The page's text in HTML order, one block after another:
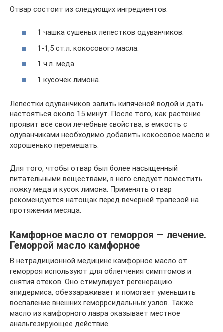
Отвар состоит из следующих ингредиентов:
1 чашка сушеных лепестков одуванчиков.
1-1,5 ст.л. кокосового масла.
1 ч.л. меда.
1 кусочек лимона.
Лепестки одуванчиков залить кипяченой водой и дать
настояться около 15 минут. После того, как растение
проявит все свои лечебные свойства, в емкость с
одуванчиками необходимо добавить кокосовое масло и
хорошенько перемешать.
Для того, чтобы отвар был более насыщенный
питательными веществами, в него следует поместить
ложку меда и кусок лимона. Применять отвар
рекомендуется натощак перед вечерней трапезой на
протяжении месяца.
Камфорное масло от геморроя — лечение.
Геморрой масло камфорное
В нетрадиционной медицине камфорное масло от
геморроя используют для облегчения симптомов и
снятия отеков. Оно стимулирует регенерацию
эпидермиса, обеззараживает и помогает уменьшить
воспаление внешних геморроидальных узлов. Также
масло из камфорного лавра оказывает местное
анальгезирующее действие.